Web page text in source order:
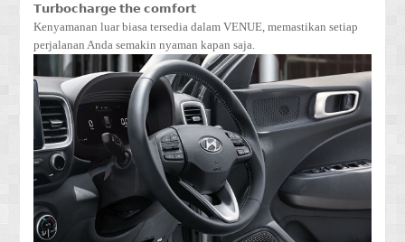
𝗧𝘂𝗿𝗯𝗼𝗰𝗵𝗮𝗿𝗴𝗲 𝘁𝗵𝗲 𝗰𝗼𝗺𝗳𝗼𝗿𝘁
Kenyamanan luar biasa tersedia dalam VENUE, memastikan setiap
perjalanan Anda semakin nyaman kapan saja.